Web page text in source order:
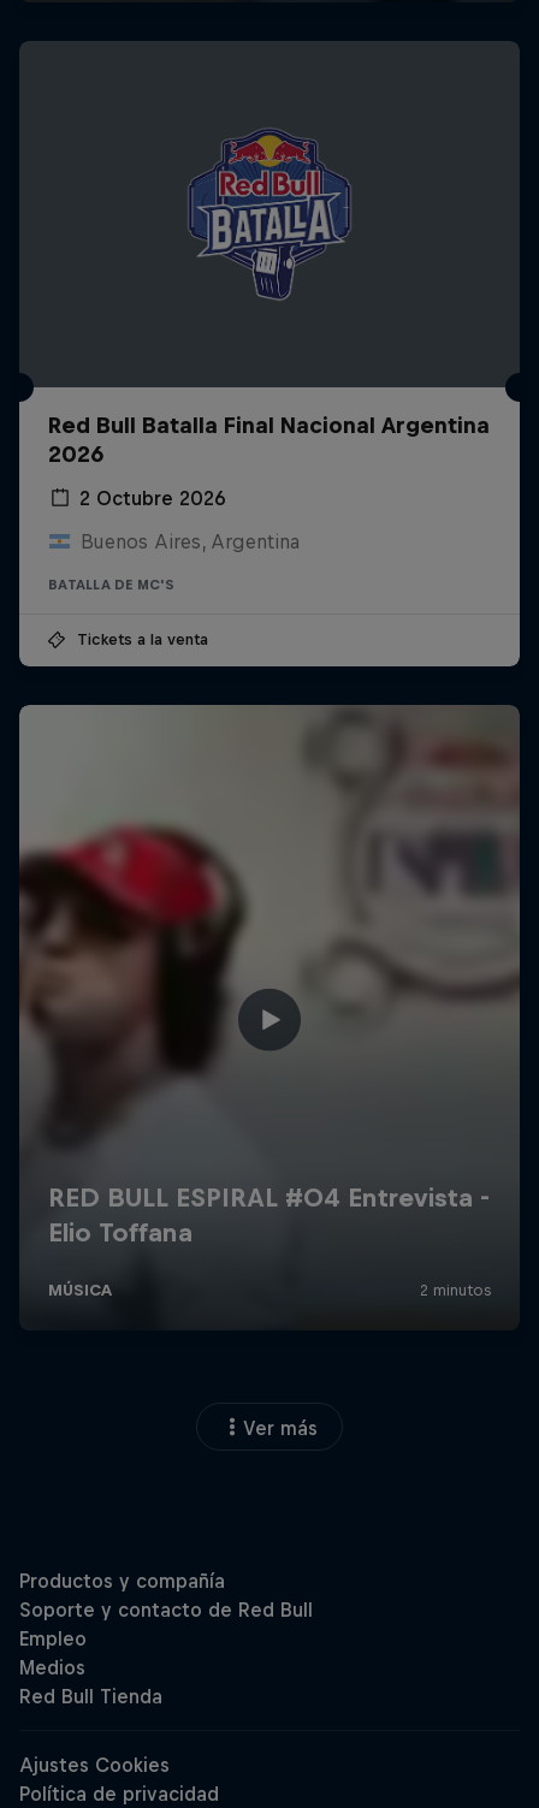
Red Bull Batalla Final Nacional Argentina
2026
2 Octubre 2026
Buenos Aires, Argentina
BATALLA DE MC'S
Tickets a la venta
Ver más